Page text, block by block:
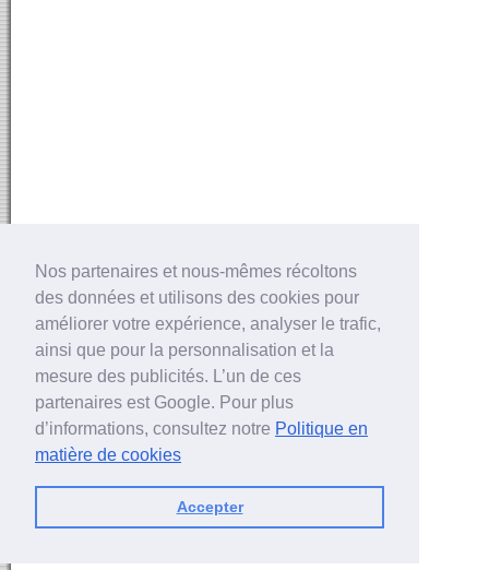
Nos partenaires et nous-mêmes récoltons
des données et utilisons des cookies pour
améliorer votre expérience, analyser le trafic,
ainsi que pour la personnalisation et la
mesure des publicités. L’un de ces
partenaires est Google. Pour plus
d’informations, consultez notre Politique en
matière de cookies
Accepter